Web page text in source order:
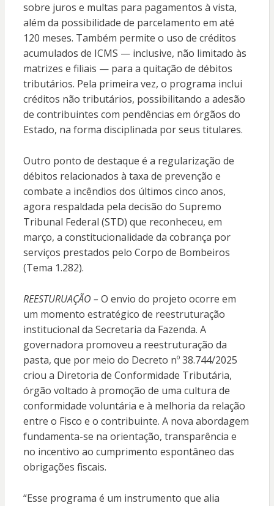
sobre juros e multas para pagamentos à vista,
além da possibilidade de parcelamento em até
120 meses. Também permite o uso de créditos
acumulados de ICMS — inclusive, não limitado às
matrizes e filiais — para a quitação de débitos
tributários. Pela primeira vez, o programa inclui
créditos não tributários, possibilitando a adesão
de contribuintes com pendências em órgãos do
Estado, na forma disciplinada por seus titulares.
Outro ponto de destaque é a regularização de
débitos relacionados à taxa de prevenção e
combate a incêndios dos últimos cinco anos,
agora respaldada pela decisão do Supremo
Tribunal Federal (STD) que reconheceu, em
março, a constitucionalidade da cobrança por
serviços prestados pelo Corpo de Bombeiros
(Tema 1.282).
REESTURUAÇÃO – O envio do projeto ocorre em
um momento estratégico de reestruturação
institucional da Secretaria da Fazenda. A
governadora promoveu a reestruturação da
pasta, que por meio do Decreto nº 38.744/2025
criou a Diretoria de Conformidade Tributária,
órgão voltado à promoção de uma cultura de
conformidade voluntária e à melhoria da relação
entre o Fisco e o contribuinte. A nova abordagem
fundamenta-se na orientação, transparência e
no incentivo ao cumprimento espontâneo das
obrigações fiscais.
“Esse programa é um instrumento que alia